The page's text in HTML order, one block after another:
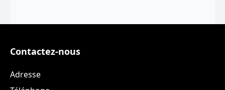
Contactez-nous
Adresse